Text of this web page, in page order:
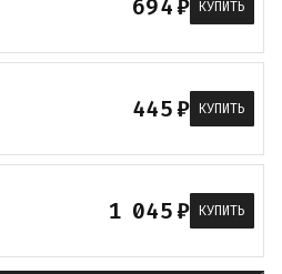
694₽ КУПИТЬ
445₽ КУПИТЬ
1 045₽ КУПИТЬ